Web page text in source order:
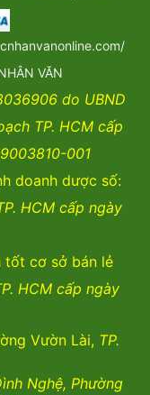
VĂN
do UBND
TP. HCM cấp
001
doanh dược số:
HCM cấp ngày
tốt cơ sở bán lẻ
HCM cấp ngày
Vườn Lài, TP.
Nghệ, Phường